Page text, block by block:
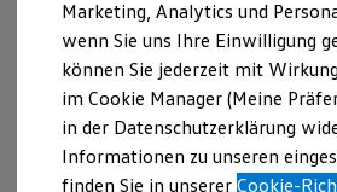
Sportwagen
Schnell verfügbare Fahrzeuge
Angebote und Produkte
Aktuelle Angebote
E-Auto-Förderung
Volkswagen Marktplatz
Die ENERGY Sondermodelle
Junge Gebrauchtwagen und
Und für
Marketing, Analytics und
wenn Sie uns Ihre Einwilligung
können Sie jederzeit mit
im Cookie Manager (Meine
in der Datenschutzerklärung
Informationen zu unseren
finden Sie in unsererCookie-